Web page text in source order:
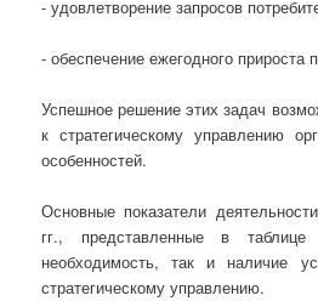
- удовлетворение запросов
- обеспечение ежегодного прироста
Успешное решение этих задач
к стратегическому управлению
особенностей.
Основные показатели
гг., представленные в
необходимость, так и наличие
стратегическому управлению.